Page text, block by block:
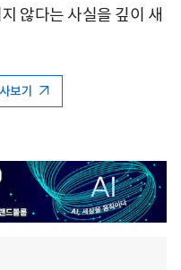
않다는 사실을 깊이 새
보기